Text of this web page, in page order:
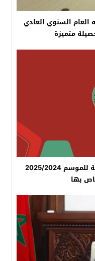
العام السنوي العادي
هذه مخرجات بطولة الفئات السنية للموسم 2025/2024
بها